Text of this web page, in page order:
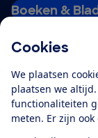
Cookies
We plaatsen
plaatsen we
functionaliteiten
meten. Er zijn ook
Boeken &